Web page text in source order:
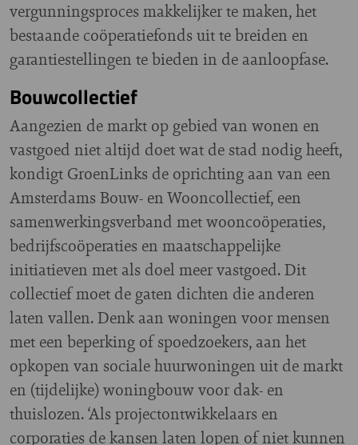
vergunningsproces makkelijker te maken, het
bestaande coöperatiefonds uit te breiden en
garantiestellingen te bieden in de aanloopfase.
Bouwcollectief
Aangezien de markt op gebied van wonen en
vastgoed niet altijd doet wat de stad nodig heeft,
kondigt GroenLinks de oprichting aan van een
Amsterdams Bouw- en Wooncollectief, een
samenwerkingsverband met wooncoöperaties,
bedrijfscoöperaties en maatschappelijke
initiatieven met als doel meer vastgoed. Dit
collectief moet de gaten dichten die anderen
laten vallen. Denk aan woningen voor mensen
met een beperking of spoedzoekers, aan het
opkopen van sociale huurwoningen uit de markt
en (tijdelijke) woningbouw voor dak- en
thuislozen. ‘Als projectontwikkelaars en
corporaties de kansen laten lopen of niet kunnen